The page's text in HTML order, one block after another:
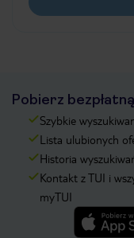
Pobierz
Szybkie
Lista ulubionych
Historia
Kontakt z TUI i
myTUI